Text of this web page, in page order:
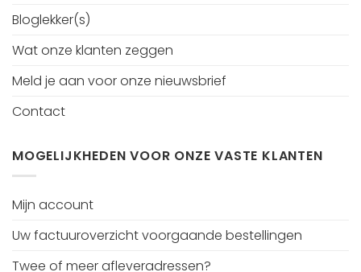
Bloglekker(s)
Wat onze klanten zeggen
Meld je aan voor onze nieuwsbrief
Contact
MOGELIJKHEDEN VOOR ONZE VASTE KLANTEN
Mijn account
Uw factuuroverzicht voorgaande bestellingen
Twee of meer afleveradressen?